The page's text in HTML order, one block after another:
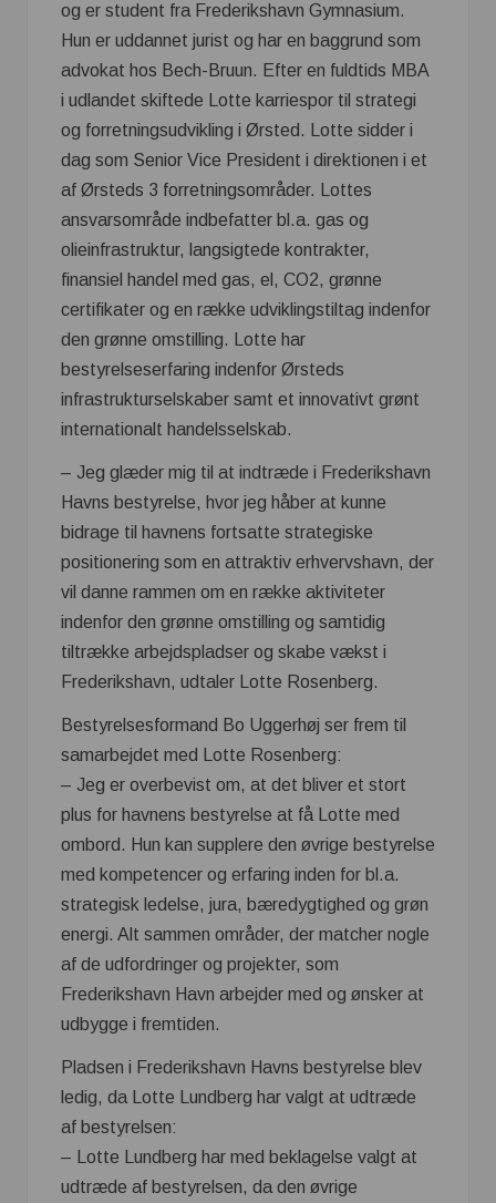
og er student fra Frederikshavn Gymnasium.
Hun er uddannet jurist og har en baggrund som
advokat hos Bech-Bruun. Efter en fuldtids MBA
i udlandet skiftede Lotte karriespor til strategi
og forretningsudvikling i Ørsted. Lotte sidder i
dag som Senior Vice President i direktionen i et
af Ørsteds 3 forretningsområder. Lottes
ansvarsområde indbefatter bl.a. gas og
olieinfrastruktur, langsigtede kontrakter,
finansiel handel med gas, el, CO2, grønne
certifikater og en række udviklingstiltag indenfor
den grønne omstilling. Lotte har
bestyrelseserfaring indenfor Ørsteds
infrastrukturselskaber samt et innovativt grønt
internationalt handelsselskab.
– Jeg glæder mig til at indtræde i Frederikshavn
Havns bestyrelse, hvor jeg håber at kunne
bidrage til havnens fortsatte strategiske
positionering som en attraktiv erhvervshavn, der
vil danne rammen om en række aktiviteter
indenfor den grønne omstilling og samtidig
tiltrække arbejdspladser og skabe vækst i
Frederikshavn, udtaler Lotte Rosenberg.
Bestyrelsesformand Bo Uggerhøj ser frem til
samarbejdet med Lotte Rosenberg:
– Jeg er overbevist om, at det bliver et stort
plus for havnens bestyrelse at få Lotte med
ombord. Hun kan supplere den øvrige bestyrelse
med kompetencer og erfaring inden for bl.a.
strategisk ledelse, jura, bæredygtighed og grøn
energi. Alt sammen områder, der matcher nogle
af de udfordringer og projekter, som
Frederikshavn Havn arbejder med og ønsker at
udbygge i fremtiden.
Pladsen i Frederikshavn Havns bestyrelse blev
ledig, da Lotte Lundberg har valgt at udtræde
af bestyrelsen:
– Lotte Lundberg har med beklagelse valgt at
udtræde af bestyrelsen, da den øvrige